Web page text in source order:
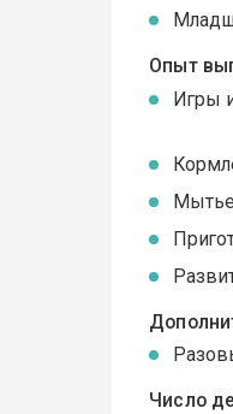
Опыт
Игры
Число